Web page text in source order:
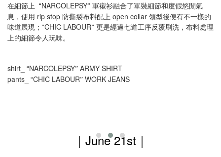
在細節上 “NARCOLEPSY” 軍襯衫融合了軍裝細節和度假悠閒氣
息，使用 rip stop 防撕裂布料配上 open collar 領型後便有不一樣的
味道展現； “CHIC LABOUR” 更是經過七道工序反覆刷洗，布料處理
上的細節令人玩味。
shirt_ “NARCOLEPSY” ARMY SHIRT
pants_
“CHIC LABOUR” WORK JEANS
｜June 21st ｜